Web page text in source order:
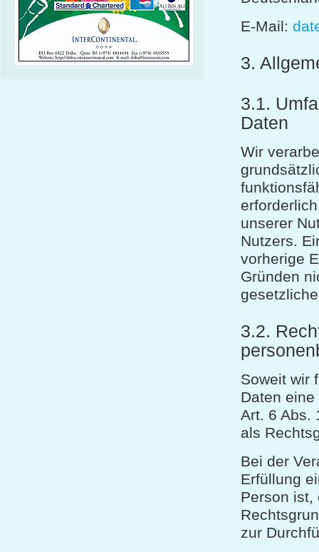
E-Mail:
3.
3.1.
Daten
Wir
unserer
Nutzers.
vorherige
Gründen
3.2.
Soweit wir
Daten
Art. 6 Abs.
als
Bei der
Erfüllung
Person ist,
zur